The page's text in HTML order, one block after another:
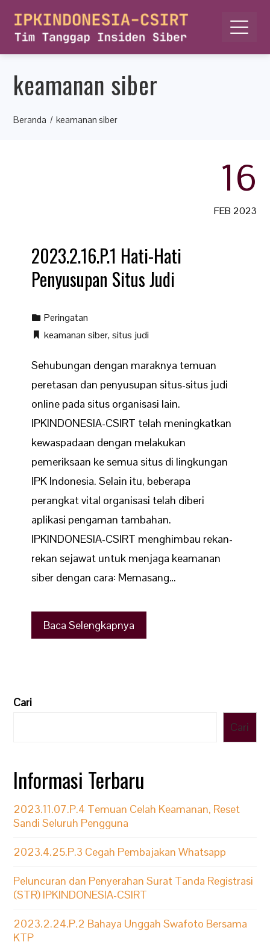
keamanan siber
Beranda keamanan siber
16
FEB 2023
2023.2.16.P.1 Hati-Hati
Penyusupan Situs Judi
Peringatan
keamanan siber,situs judi
Sehubungan dengan maraknya temuan
peretasan dan penyusupan situs-situs judi
online pada situs organisasi lain.
IPKINDONESIA-CSIRT telah meningkatkan
kewaspadaan dengan melakukan
pemeriksaan ke semua situs di lingkungan
IPK Indonesia. Selain itu, beberapa
perangkat vital organisasi telah diberi
aplikasi pengaman tambahan.
IPKINDONESIA-CSIRT menghimbau rekan-
rekan sejawat untuk menjaga keamanan
siber dengan cara: Memasang…
Baca Selengkapnya
Cari
Cari
Informasi Terbaru
2023.11.07.P.4 Temuan Celah Keamanan, Reset
Sandi Seluruh Pengguna
2023.4.25.P.3 Cegah Pembajakan Whatsapp
Peluncuran dan Penyerahan Surat Tanda Registrasi
(STR) IPKINDONESIA-CSIRT
2023.2.24.P.2 Bahaya Unggah Swafoto Bersama
KTP